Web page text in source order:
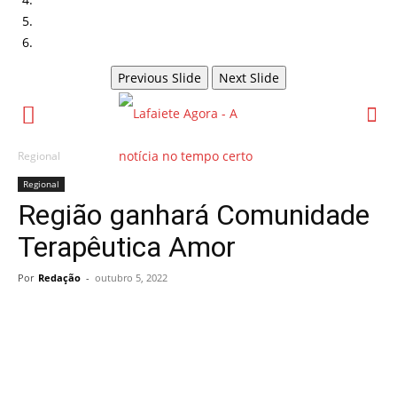
Previous Slide Next Slide
Regional
Regional
Região ganhará Comunidade
Terapêutica Amor
Por Redação - outubro 5, 2022